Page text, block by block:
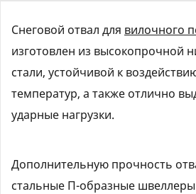
Снеговой отвал для вилочного
изготовлен из высокопрочной
стали, устойчивой к
температур, а также отлично
ударные нагрузки.
Дополнительную прочность
стальные П-образные